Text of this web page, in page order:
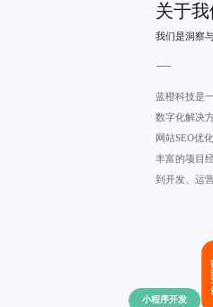
关于我
我们是洞察
蓝橙科技是
数字化解决
网站SEO优化
丰富的项目
到开发、运
小程序开发